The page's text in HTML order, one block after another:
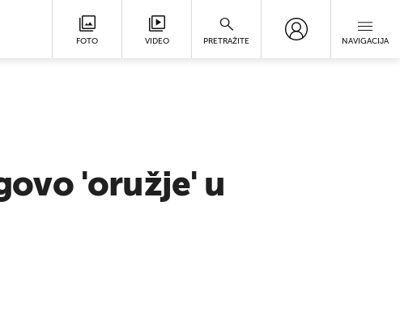
FOTO VIDEO PRETRAŽITE NAVIGACIJA
'oružje' u